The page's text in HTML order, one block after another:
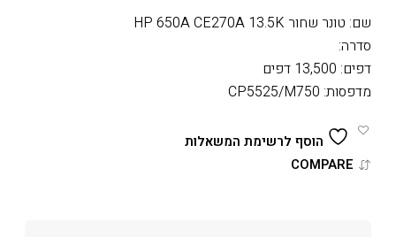
שם: טונר שחור HP 650A CE270A 13.5K
סדרה:
דפים: 13,500 דפים
מדפסות: CP5525/M750
הוסף לרשימת המשאלות
COMPARE